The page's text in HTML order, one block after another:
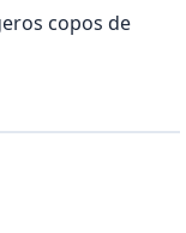
copos de